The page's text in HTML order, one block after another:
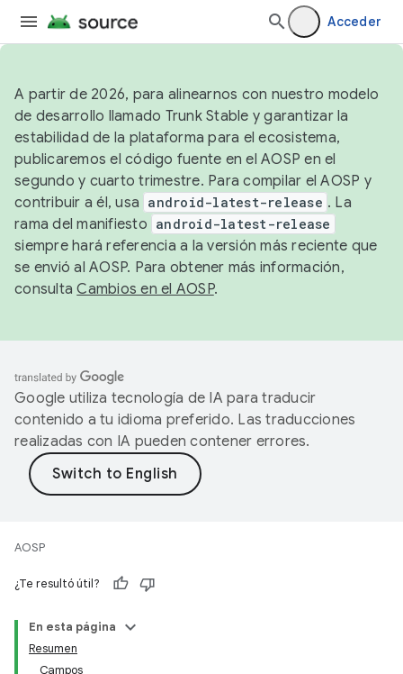
Acceder
A partir de 2026, para alinearnos con nuestro modelo
de desarrollo llamado Trunk Stable y garantizar la
estabilidad de la plataforma para el ecosistema,
publicaremos el código fuente en el AOSP en el
segundo y cuarto trimestre. Para compilar el AOSP y
contribuir a él, usa android-latest-release . La
rama del manifiesto android-latest-release
siempre hará referencia a la versión más reciente que
se envió al AOSP. Para obtener más información,
consultaCambios en el AOSP.
Google utiliza tecnología de IA para traducir
contenido a tu idioma preferido. Las traducciones
realizadas con IA pueden contener errores.
AOSP
¿Te resultó útil?
En esta página
Resumen
Campos